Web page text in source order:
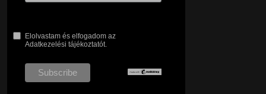
Elolvastam és elfogadom az
Adatkezelési tájékoztatót.